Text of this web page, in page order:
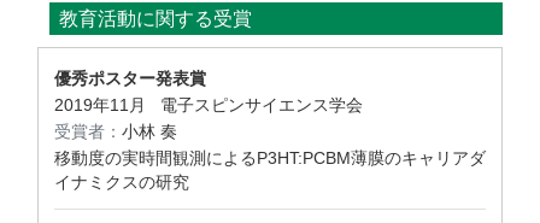
教育活動に関する受賞
優秀ポスター発表賞
2019年11月 電子スピンサイエンス学会
受賞者： 小林 奏
移動度の実時間観測によるP3HT:PCBM薄膜のキャリアダ
イナミクスの研究